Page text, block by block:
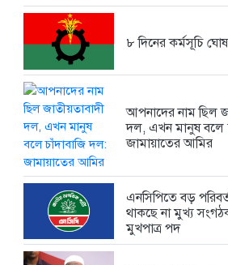
৮ দিনের কর্মসূচি
আপনাদের নাম ছিল
দল, এখন মানুষ বলে
জামায়াতের আমির
এনসিপিতে বড়
থাকছে না মুখ্য
মুখপাত্র পদ